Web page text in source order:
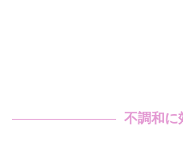
不調和に